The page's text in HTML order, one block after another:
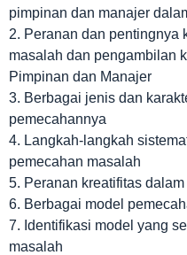
pimpinan dan manajer
2. Peranan dan pentingnya
masalah dan pengambilan
Pimpinan dan Manajer
3. Berbagai jenis dan
pemecahannya
4. Langkah-langkah
pemecahan masalah
5. Peranan kreatifitas
6. Berbagai model
7. Identifikasi model yang
masalah